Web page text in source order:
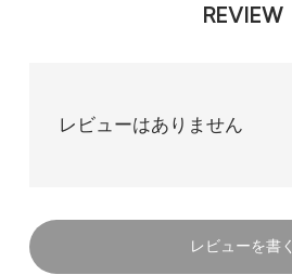
REVIEW
レビューはありません
レビューを書く